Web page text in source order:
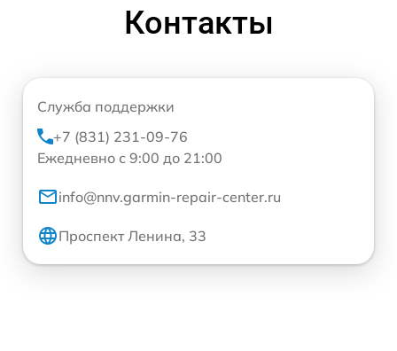
Контакты
Служба поддержки
+7 (831) 231-09-76
Ежедневно с 9:00 до 21:00
info@nnv.garmin-repair-center.ru
Проспект Ленина, 33